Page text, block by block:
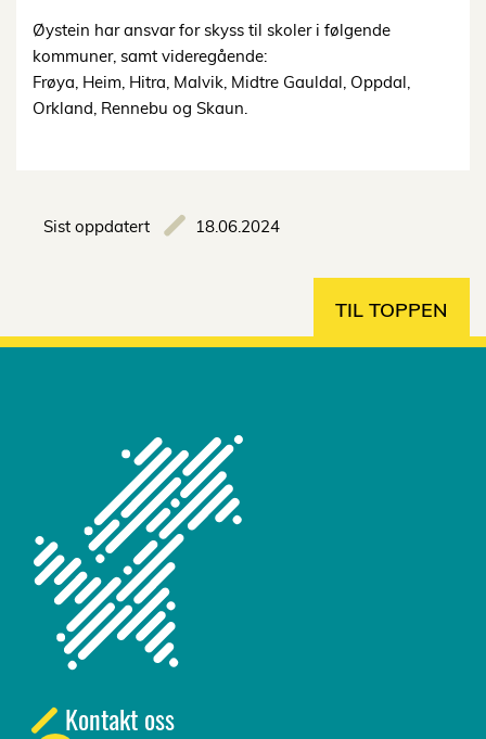
Øystein har ansvar for skyss til skoler i følgende
kommuner, samt videregående:
Frøya, Heim, Hitra, Malvik, Midtre Gauldal, Oppdal,
Orkland, Rennebu og Skaun.
Sist oppdatert 18.06.2024
TIL TOPPEN
Kontakt oss